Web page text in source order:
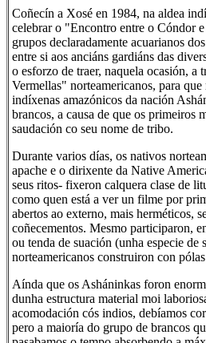
Coñecín a Xosé en 1984, na aldea
celebrar o "Encontro entre o Cóndor
grupos declaradamente acuarianos
entre si aos anciáns gardiáns das
o esforzo de traer, naquela ocasión, a
Vermellas" norteamericanos, para que
indíxenas amazónicos da nación
brancos, a causa de que os primeiros
saudación co seu nome de tribo.
Durante varios días, os nativos
apache e o dirixente da Native
seus ritos- fixeron calquera clase de
como quen está a ver un filme por
abertos ao externo, mais herméticos,
coñecementos. Mesmo participaron,
ou tenda de suación (unha especie de
norteamericanos construiron con
Aínda que os Asháninkas foron
dunha estructura material moi
acomodación cós indios, debíamos
pero a maioría do grupo de brancos